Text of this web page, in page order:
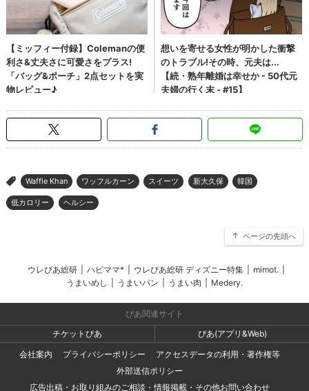
> Waffle Khan ワッフルカーン スイーツ 新大久保 韓国
低カロリー ヘルシー
ページの先頭へ
ウレぴあ総研 ハピママ* ウレぴあ総研 ディズニー特集 mimot.
うまいめし
うまいパン うまい肉 Medery.
ぴあ関連サイト
チケットぴあ
ぴあ(アプリ&Web)
会社案内
プライバシーポリシー
アクセスデータの利用・著作権等
外部送信ポリシー
広告出稿・お取り組みのご相談・情報掲載・その他お問い合わせ